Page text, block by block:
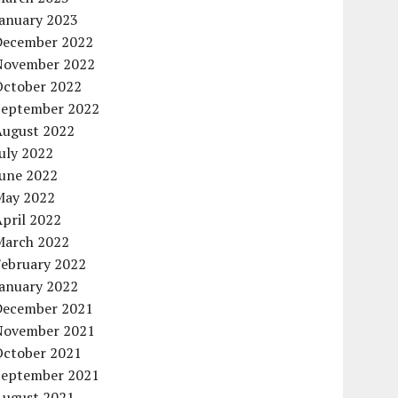
2023
2022
2022
2022
2022
2022
2022
2022
2022
2022
2022
2022
2022
2021
2021
2021
2021